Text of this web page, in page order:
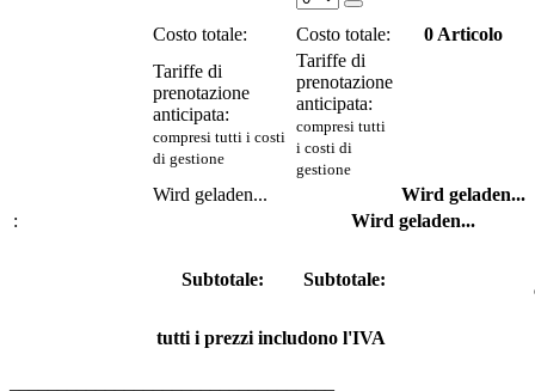
Costo totale: Costo totale: 0 Articolo
Tariffe di
prenotazione
anticipata:
compresi tutti i costi
di gestione
Tariffe di
prenotazione
anticipata:
compresi tutti
i costi di
gestione
Wird geladen...
Wird geladen...
:
Wird geladen...
Subtotale: Subtotale:
tutti i prezzi includono l'IVA